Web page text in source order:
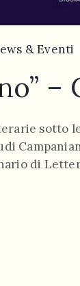
& Eventi
sotto
di